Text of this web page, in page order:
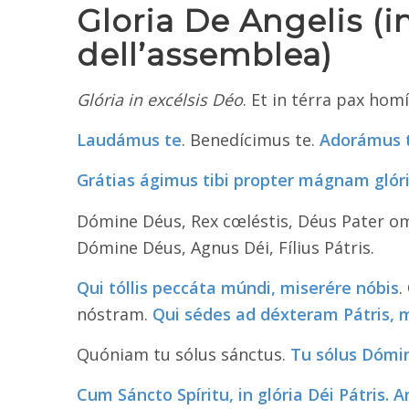
Gloria De Angelis
dell’assemblea)
Glória in excélsis Déo. Et in térra pax
Laudámus te. Benedícimus te. Adorámus
Grátias ágimus tibi propter mágnam
Dómine Déus, Rex cœléstis, Déus Pater
Dómine Déus, Agnus Déi, Fílius Pátris.
Qui tóllis peccáta múndi, miserére nóbis.
nóstram. Qui sédes ad déxteram Pátris,
Quóniam tu sólus sánctus. Tu sólus
Cum Sáncto Spíritu, in glória Déi Pátris.